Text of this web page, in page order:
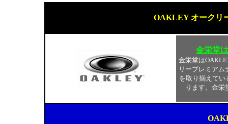
OAKLEY オークリ
金栄堂
金栄堂は
リープレミア
を取り揃えてい
ります。金栄